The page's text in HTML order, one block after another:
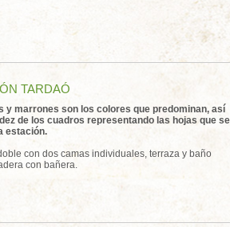
TARDAÓ
y marrones son los colores que predominan, así
de los cuadros representando las hojas que se
estación.
con dos camas individuales, terraza y baño
con bañera.